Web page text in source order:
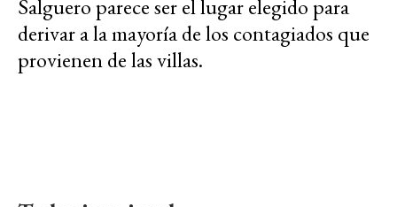
Salguero parece ser el lugar elegido para
derivar a la mayoría de los contagiados que
provienen de las villas.